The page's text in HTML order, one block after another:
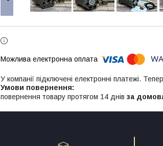
У компанії підключені електронні платежі.
повернення товару протягом 14 днів за